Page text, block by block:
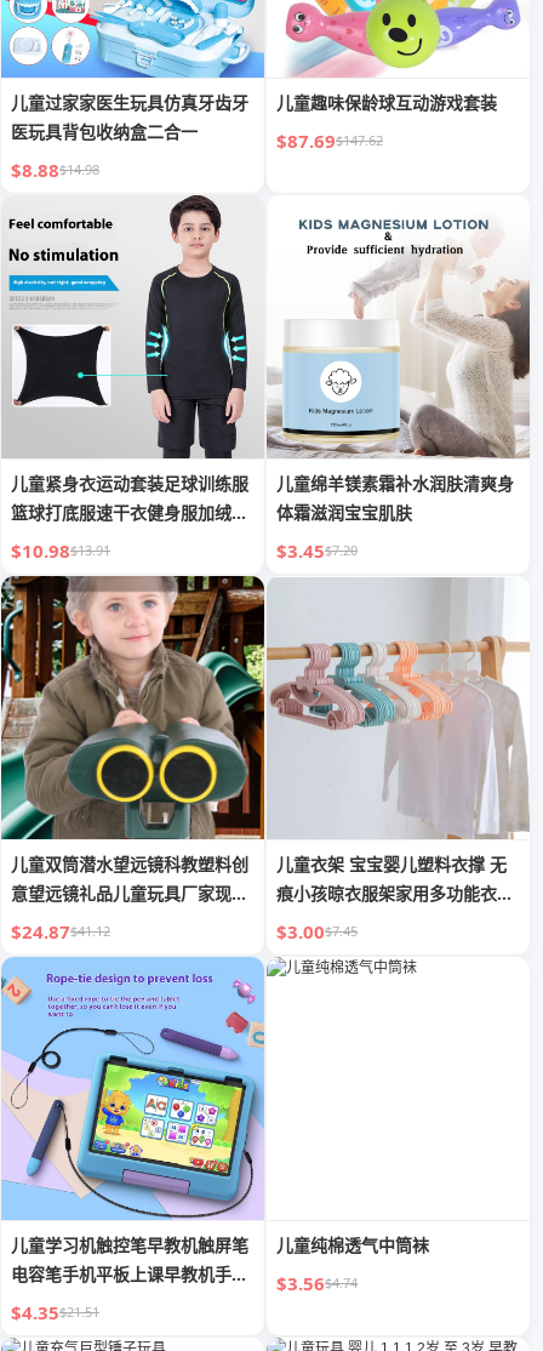
儿童过家家医生玩具仿真牙齿牙
医玩具背包收纳盒二合一
$8.88$14.98
儿童趣味保龄球互动游戏套装
$87.69$147.62
儿童紧身衣运动套装足球训练服
篮球打底服速干衣健身服加绒滑
雪服
$10.98$13.91
儿童绵羊镁素霜补水润肤清爽身
体霜滋润宝宝肌肤
$3.45$7.20
儿童双筒潜水望远镜科教塑料创
意望远镜礼品儿童玩具厂家现货
批发
$24.87$41.12
儿童衣架 宝宝婴儿塑料衣撑 无
痕小孩晾衣服架家用多功能衣挂
裤架
$3.00$7.45
儿童学习机触控笔早教机触屏笔
电容笔手机平板上课早教机手写
笔
$4.35$21.51
儿童纯棉透气中筒袜
$3.56$4.74